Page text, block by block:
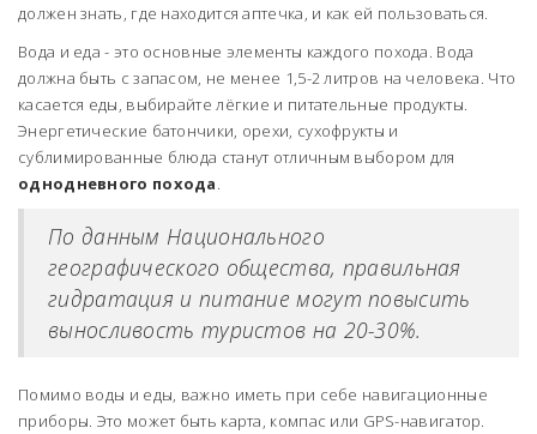
должен знать, где находится аптечка, и как ей пользоваться.
Вода и еда - это основные элементы каждого похода. Вода
должна быть с запасом, не менее 1,5-2 литров на человека. Что
касается еды, выбирайте лёгкие и питательные продукты.
Энергетические батончики, орехи, сухофрукты и
сублимированные блюда станут отличным выбором для
однодневного похода.
По данным Национального
географического общества, правильная
гидратация и питание могут повысить
выносливость туристов на 20-30%.
Помимо воды и еды, важно иметь при себе навигационные
приборы. Это может быть карта, компас или GPS-навигатор.